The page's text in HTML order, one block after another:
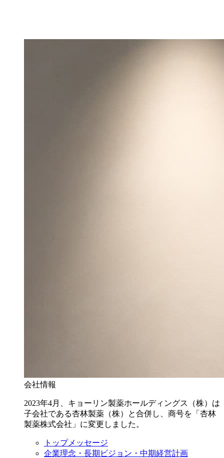
会社情報
2023年4月、キョーリン製薬ホールディングス（株）は
子会社である杏林製薬（株）と合併し、商号を「杏林
製薬株式会社」に変更しました。
トップメッセージ
企業理念・長期ビジョン・中期経営計画